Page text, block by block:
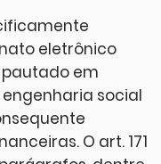
eletrônico
em
social
O art. 171